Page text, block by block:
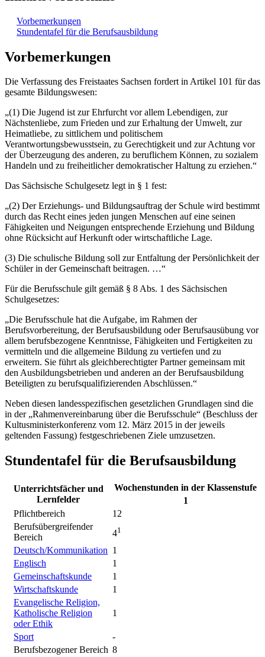
Vorbemerkungen
Stundentafel für die Berufsausbildung
Vorbemerkungen
Die Verfassung des Freistaates Sachsen fordert in Artikel 101 für das
gesamte Bildungswesen:
„(1) Die Jugend ist zur Ehrfurcht vor allem Lebendigen, zur
Nächstenliebe, zum Frieden und zur Erhaltung der Umwelt, zur
Heimatliebe, zu sittlichem und politischem
Verantwortungsbewusstsein, zu Gerechtigkeit und zur Achtung vor
der Überzeugung des anderen, zu beruflichem Können, zu sozialem
Handeln und zu freiheitlicher demokratischer Haltung zu erziehen.“
Das Sächsische Schulgesetz legt in § 1 fest:
„(2) Der Erziehungs- und Bildungsauftrag der Schule wird bestimmt
durch das Recht eines jeden jungen Menschen auf eine seinen
Fähigkeiten und Neigungen entsprechende Erziehung und Bildung
ohne Rücksicht auf Herkunft oder wirtschaftliche Lage.
(3) Die schulische Bildung soll zur Entfaltung der Persönlichkeit der
Schüler in der Gemeinschaft beitragen. …“
Für die Berufsschule gilt gemäß § 8 Abs. 1 des Sächsischen
Schulgesetzes:
„Die Berufsschule hat die Aufgabe, im Rahmen der
Berufsvorbereitung, der Berufsausbildung oder Berufsausübung vor
allem berufsbezogene Kenntnisse, Fähigkeiten und Fertigkeiten zu
vermitteln und die allgemeine Bildung zu vertiefen und zu
erweitern. Sie führt als gleichberechtigter Partner gemeinsam mit
den Ausbildungsbetrieben und anderen an der Berufsausbildung
Beteiligten zu berufsqualifizierenden Abschlüssen.“
Neben diesen landesspezifischen gesetzlichen Grundlagen sind die
in der „Rahmenvereinbarung über die Berufsschule“ (Beschluss der
Kultusministerkonferenz vom 12. März 2015 in der jeweils
geltenden Fassung) festgeschriebenen Ziele umzusetzen.
Stundentafel für die Berufsausbildung
Unterrichtsfächer und
Lernfelder
Wochenstunden in der Klassenstufe
1
Pflichtbereich
12
Berufsübergreifender
Bereich
41
Deutsch/Kommunikation 1
Englisch
1
Gemeinschaftskunde
1
Wirtschaftskunde
1
Evangelische Religion,
Katholische Religion
oder Ethik
1
Sport
-
Berufsbezogener Bereich 8